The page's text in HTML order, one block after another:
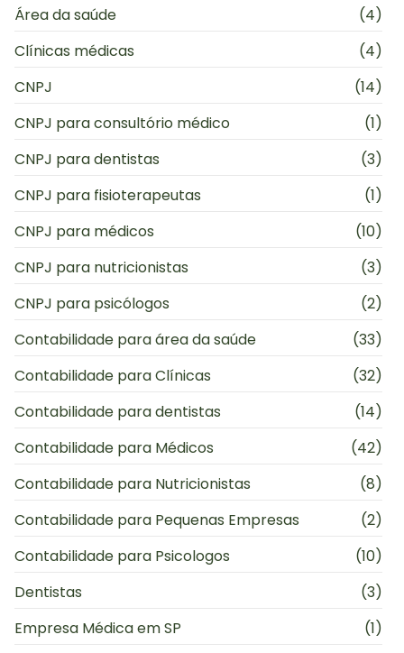
Área da saúde
(4)
Clínicas médicas
(4)
CNPJ
(14)
CNPJ para consultório médico
(1)
CNPJ para dentistas
(3)
CNPJ para fisioterapeutas
(1)
CNPJ para médicos
(10)
CNPJ para nutricionistas
(3)
CNPJ para psicólogos
(2)
Contabilidade para área da saúde
(33)
Contabilidade para Clínicas
(32)
Contabilidade para dentistas
(14)
Contabilidade para Médicos
(42)
Contabilidade para Nutricionistas
(8)
Contabilidade para Pequenas Empresas
(2)
Contabilidade para Psicologos
(10)
Dentistas
(3)
Empresa Médica em SP
(1)